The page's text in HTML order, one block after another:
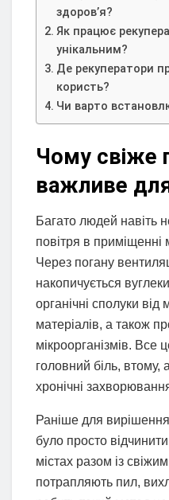
здоров’я?
Як працює
унікальним?
Де рекуператори
користь?
Чи варто
Чому свіже
важливе
Багато людей навіть
повітря в
Через погану
накопичується
органічні сполуки від
матеріалів, а також
мікроорганізмів. Все
головний біль, втому,
хронічні
Раніше для
було просто
містах разом із
потрапляють пил,